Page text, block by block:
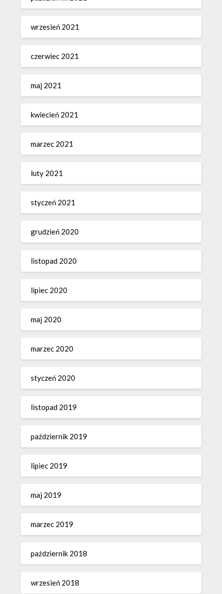
wrzesień 2021
czerwiec 2021
maj 2021
kwiecień 2021
marzec 2021
luty 2021
styczeń 2021
grudzień 2020
listopad 2020
lipiec 2020
maj 2020
marzec 2020
styczeń 2020
listopad 2019
październik 2019
lipiec 2019
maj 2019
marzec 2019
październik 2018
wrzesień 2018